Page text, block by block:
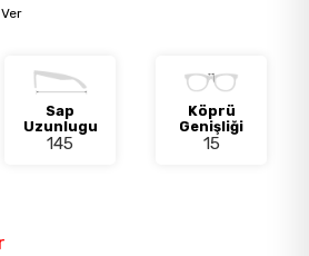
Sap
Uzunlugu
145
Köprü
Genişliği
15